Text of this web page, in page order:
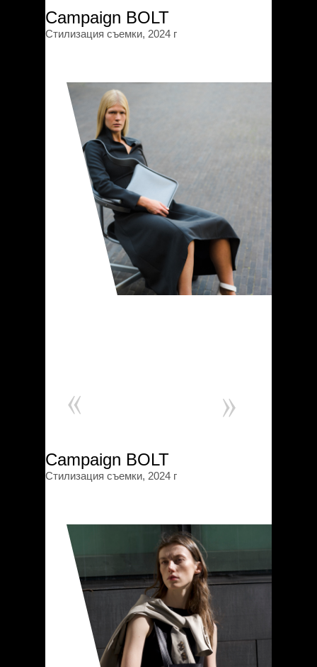
Campaign BOLT
Стилизация съемки, 2024 г
Campaign BOLT
Стилизация съемки, 2024 г